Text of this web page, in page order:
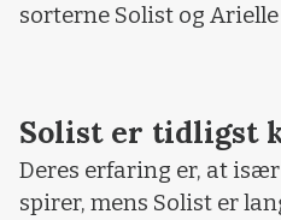
sorterne Solist og
Solist er tidligst
Deres erfaring er, at
spirer, mens Solist er